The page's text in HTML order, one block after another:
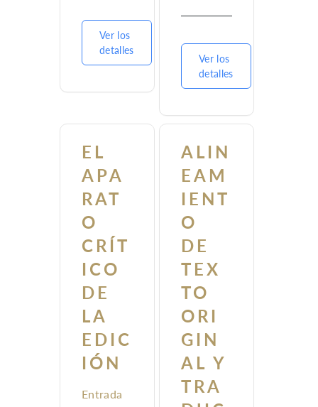
Citas:
<cit> y
<quote>
Notas:
<date>
referencias
cruzadas:
<ref>
Anclajes:
<anchor/>
Palabras
en otros
idiomas:
<foreign>
Nombres de
lugares:
<placeName>
Ver los
detalles
Ver los
detalles
EL
APA
RAT
O
CRÍT
ICO
DE
LA
EDIC
IÓN
Entrada
ALIN
EAM
IENT
O
DE
TEX
TO
ORI
GIN
AL Y
TRA